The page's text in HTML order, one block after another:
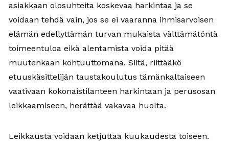
asiakkaan olosuhteita koskevaa harkintaa ja se
voidaan tehdä vain, jos se ei vaaranna ihmisarvoisen
elämän edellyttämän turvan mukaista välttämätöntä
toimeentuloa eikä alentamista voida pitää
muutenkaan kohtuuttomana. Siitä, riittääkö
etuuskäsittelijän taustakoulutus tämänkaltaiseen
vaativaan kokonaistilanteen harkintaan ja perusosan
leikkaamiseen, herättää vakavaa huolta.
Leikkausta voidaan ketjuttaa kuukaudesta toiseen.